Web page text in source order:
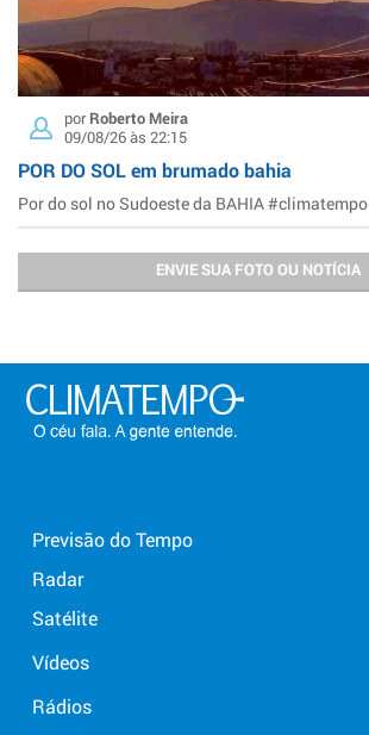
porRoberto Meira
09/08/26 às 22:15
POR DO SOL em brumado bahia
Por do sol no Sudoeste da BAHIA #climatempo
ENVIE SUA FOTO OU NOTÍCIA
Previsão do Tempo
Radar
Satélite
Vídeos
Rádios